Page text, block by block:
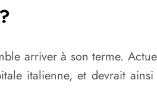
arriver à son terme.
italienne, et devrait